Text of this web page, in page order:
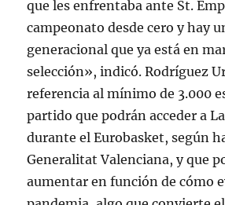
que les enfrentaba ante St.
campeonato desde cero y hay
generacional que ya está en
selección», indicó. Rodríguez
referencia al mínimo de 3.000
partido que podrán acceder a
durante el Eurobasket, según
Generalitat Valenciana, y que
aumentar en función de cómo